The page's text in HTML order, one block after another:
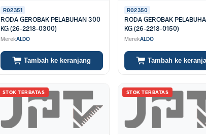
R02351
RODA GEROBAK PELABUHAN 300
KG (26-2218-0300)
MerekALDO
Tambah ke keranjang
R02350
RODA GEROBAK
KG (26-2218-0150)
MerekALDO
Tambah ke
STOK TERBATAS STOK TERBATAS